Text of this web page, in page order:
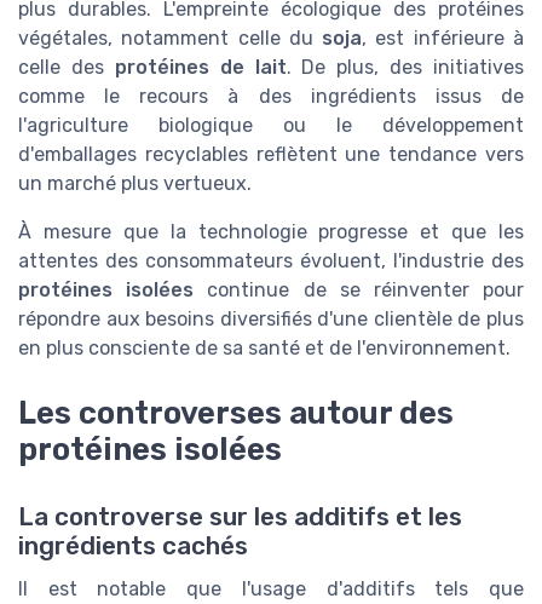
plus durables. L'empreinte écologique des protéines
végétales, notamment celle du soja, est inférieure à
celle des protéines de lait. De plus, des initiatives
comme le recours à des ingrédients issus de
l'agriculture biologique ou le développement
d'emballages recyclables reflètent une tendance vers
un marché plus vertueux.
À mesure que la technologie progresse et que les
attentes des consommateurs évoluent, l'industrie des
protéines isolées continue de se réinventer pour
répondre aux besoins diversifiés d'une clientèle de plus
en plus consciente de sa santé et de l'environnement.
Les controverses autour des
protéines isolées
La controverse sur les additifs et les
ingrédients cachés
Il est notable que l'usage d'additifs tels que